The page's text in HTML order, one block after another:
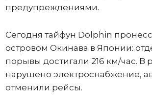
предупреждениями.
Сегодня тайфун Dolphin
островом Окинава в Японии:
порывы достигали 216 км/час. В
нарушено электроснабжение,
отменили рейсы.